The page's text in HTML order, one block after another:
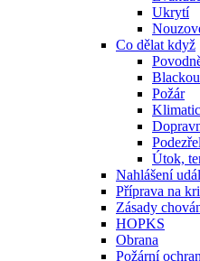
Ukrytí
Co dělat když
Požár
Útok,
Nahlášení
Příprava na
Zásady
HOPKS
Obrana
Požární